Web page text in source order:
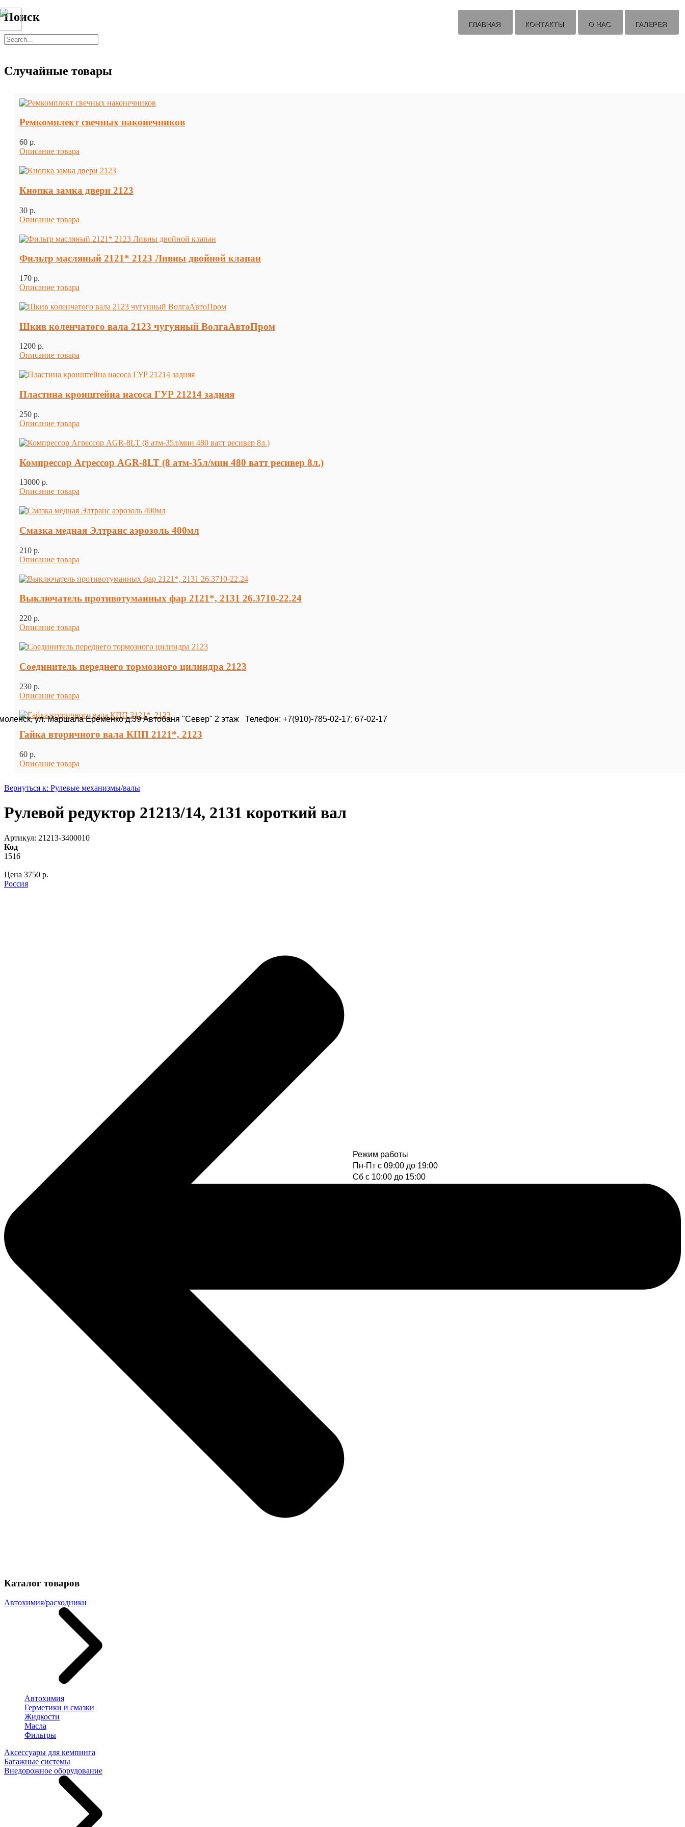
Режим работы
Пн-Пт с 09:00 до 19:00
Cб с 10:00 до 15:00
ул. Маршала Еременко д.39 Автобаня "Север" 2 этаж Телефон: +7(910)-785-02-17; 67-02-17
ГЛАВНАЯ КОНТАКТЫ О НАС ГАЛЕРЕЯ
Поиск
Случайные товары
Ремкомплект свечных наконечников
60 p.
Описание товара
Кнопка замка двери 2123
30 p.
Описание товара
Фильтр масляный 2121* 2123 Ливны двойной клапан
170 p.
Описание товара
Шкив коленчатого вала 2123 чугунный ВолгаАвтоПром
1200 p.
Описание товара
Пластина кронштейна насоса ГУР 21214 задняя
250 p.
Описание товара
Компрессор Агрессор AGR-8LT (8 атм-35л/мин 480 ватт ресивер 8л.)
13000 p.
Описание товара
Смазка медная Элтранс аэрозоль 400мл
210 p.
Описание товара
Выключатель противотуманных фар 2121*, 2131 26.3710-22.24
220 p.
Описание товара
Соединитель переднего тормозного цилиндра 2123
230 p.
Описание товара
Гайка вторичного вала КПП 2121*, 2123
60 p.
Описание товара
Вернуться к: Рулевые механизмы/валы
Рулевой редуктор 21213/14, 2131 короткий вал
Артикул: 21213-3400010
Код
1516
Цена 3750 p.
Россия
Каталог товаров
Автохимия/расходники
Автохимия
Герметики и смазки
Жидкости
Масла
Фильтры
Аксессуары для кемпинга
Багажные системы
Внедорожное оборудование